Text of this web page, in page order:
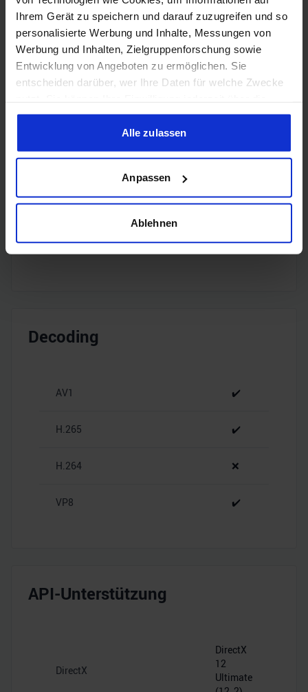
Ihrem Gerät zu speichern und darauf zuzugreifen und so
personalisierte Werbung und Inhalte, Messungen von
Werbung und Inhalten, Zielgruppenforschung sowie
Entwicklung von Angeboten zu ermöglichen. Sie
entscheiden darüber, wer Ihre Daten für welche Zwecke
Cookie-Erklärung oder durch Klicken auf das Privacy
Trigger Symbol ändern oder widerrufen
Informationen über Ihre geografische Lage erfassen,
welche bis auf einige Meter genau sein können
Ihr Gerät durch aktives Scannen nach bestimmten
Erfahren Sie mehr darüber, wie Ihre persönlichen Daten
personalisieren, Funktionen für soziale Medien anbieten
weiteren Daten zusammen, die Sie ihnen bereitgestellt
gesammelt haben.
Alle zulassen
Anpassen
Ablehnen
DisplayPort
3x
DisplayPort
2.1b
Encoding
H.265 ✔️
H.264 ✔️
Decoding
AV1 ✔️
H.265 ✔️
H.264 ❌
VP8 ✔️
API-Unterstützung
DirectX
DirectX
12
Ultimate